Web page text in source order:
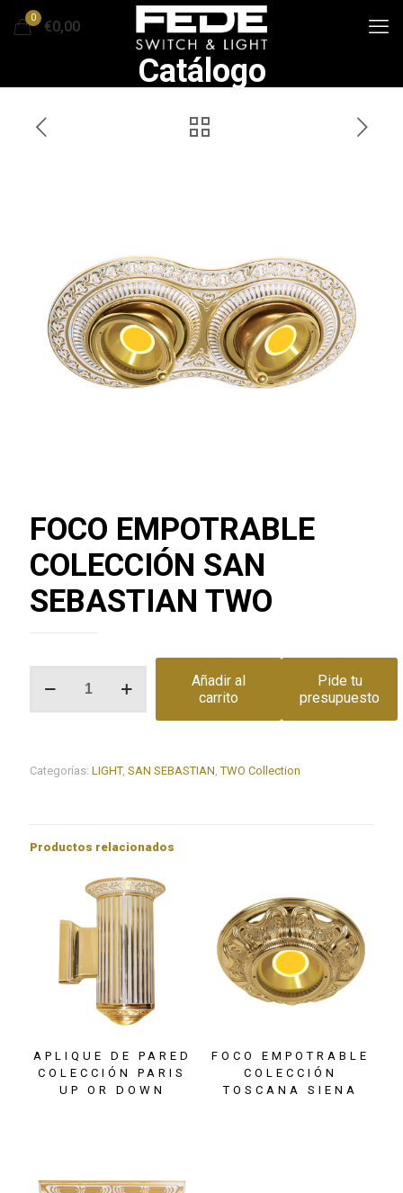
0
€0,00
Catálogo
FOCO EMPOTRABLE
COLECCIÓN SAN
SEBASTIAN TWO
EMPOTRABLE
cantidad
Añadir al
carrito
Pide tu
presupuesto
Categorías: LIGHT, SAN SEBASTIAN,TWO Collection
Productos relacionados
APLIQUE DE PARED
COLECCIÓN PARIS
UP OR DOWN
FOCO EMPOTRABLE
COLECCIÓN
TOSCANA SIENA